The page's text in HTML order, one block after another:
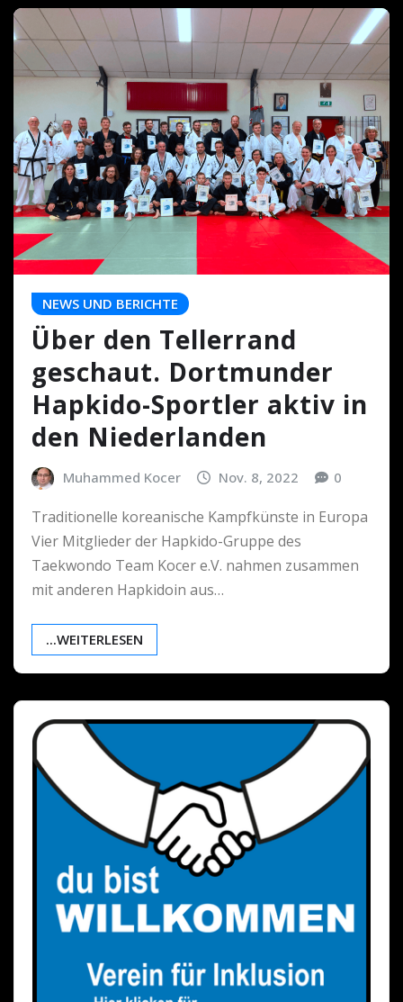
NEWS UND BERICHTE
Über den Tellerrand
geschaut. Dortmunder
Hapkido-Sportler aktiv in
den Niederlanden
Muhammed Kocer Nov. 8, 2022 0
Traditionelle koreanische Kampfkünste in Europa
Vier Mitglieder der Hapkido-Gruppe des
Taekwondo Team Kocer e.V. nahmen zusammen
mit anderen Hapkidoin aus…
...WEITERLESEN